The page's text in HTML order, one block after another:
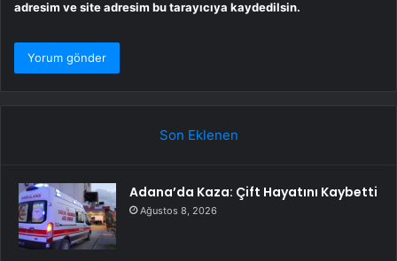
adresim ve site adresim bu tarayıcıya kaydedilsin.
Son Eklenen
Adana’da Kaza: Çift Hayatını Kaybetti
Ağustos 8, 2026